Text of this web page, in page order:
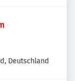
Deutschland